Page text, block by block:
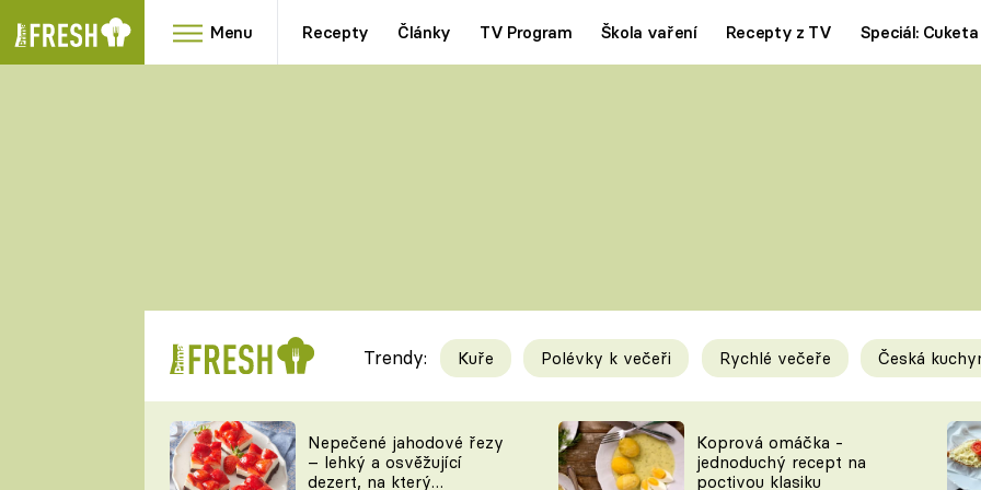
Menu Recepty Články TV Program Škola vaření Recepty z TV Speciál: Cuketa
RYCHLOVKY
Videorecepty
TEĎ VAŘÍ ŠÉF!
Tipy a triky
KAM ZA JÍDLEM
Trendy: Kuře Polévky k večeři Rychlé večeře Česká
Nepečené jahodové řezy
– lehký a osvěžující
dezert, na který
Koprová omáčka -
jednoduchý recept na
poctivou klasiku